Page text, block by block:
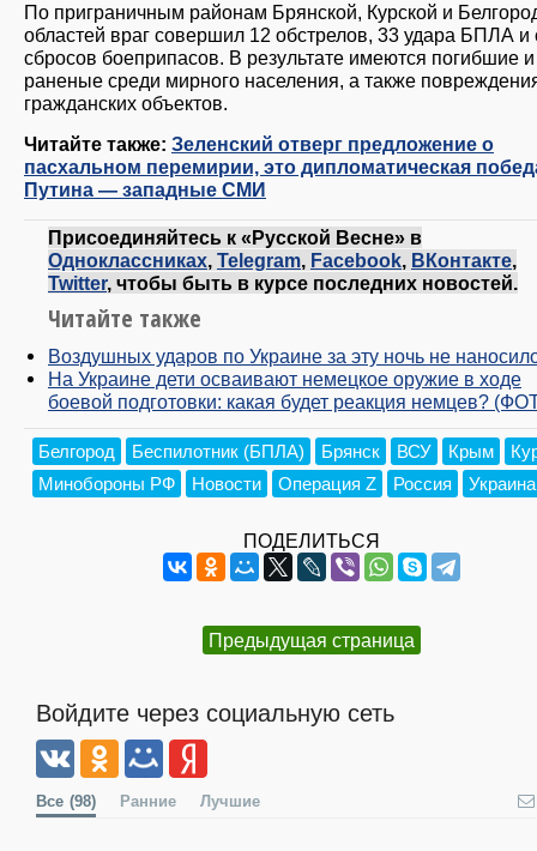
По приграничным районам Брянской, Курской и
областей враг совершил 12 обстрелов, 33 удара БПЛА и
сбросов боеприпасов. В результате имеются погибшие и
раненые среди мирного населения, а также
гражданских объектов.
Читайте также: Зеленский отверг предложение о
пасхальном перемирии, это дипломатическая
Путина — западные СМИ
Присоединяйтесь к «Русской Весне» в
Одноклассниках, Telegram, Facebook, ВКонтакте,
Twitter, чтобы быть в курсе последних новостей.
Читайте также
Воздушных ударов по Украине за эту ночь не
На Украине дети осваивают немецкое оружие в ходе
боевой подготовки: какая будет реакция немцев?
Белгород Беспилотник (БПЛА) Брянск ВСУ Крым
Минобороны РФ
Новости Операция Z Россия Украина
ПОДЕЛИТЬСЯ
Предыдущая страница
Войдите через социальную сеть
Все (98) Ранние Лучшие